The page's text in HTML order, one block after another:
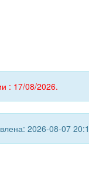
: 17/08/2026.
2026-08-07